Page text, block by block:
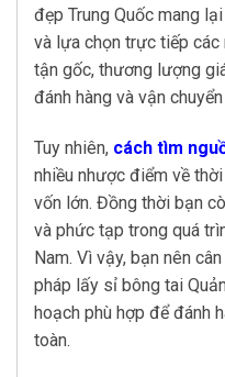
đẹp Trung Quốc mang
và lựa chọn trực tiếp các
tận gốc, thương lượng
đánh hàng và vận
Tuy nhiên, cách tìm
nhiều nhược điểm về
vốn lớn. Đồng thời bạn
và phức tạp trong quá
Nam. Vì vậy, bạn nên
pháp lấy sỉ bông tai
hoạch phù hợp để đánh
toàn.